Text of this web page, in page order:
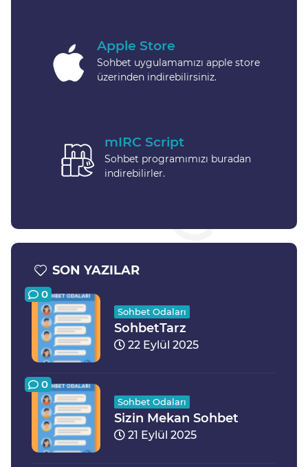
Apple Store
Sohbet uygulamamızı apple store
üzerinden indirebilirsiniz.
mIRC Script
Sohbet programımızı buradan
indirebilirler.
SON YAZILAR
0
Sohbet Odaları
SohbetTarz
22 Eylül 2025
0
Sohbet Odaları
Sizin Mekan Sohbet
21 Eylül 2025